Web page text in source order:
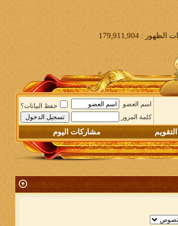
اسم العضو
حفظ البيانات؟
كلمة المرور
التقويم مشاركات اليوم